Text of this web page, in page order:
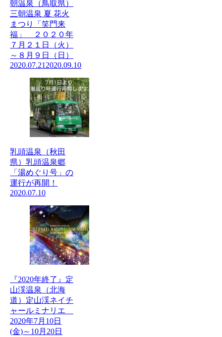
朝温泉（鳥取県）
三朝温泉 夏 花火
まつり「笑門来
福」 ２０２０年
７月２１日（火）
～８月９日（日）
2020.07.21 2020.09.10
乳頭温泉（秋田
県）乳頭温泉郷
「湯めぐり号」の
運行が再開！
2020.07.10
『2020年終了』定
山渓温泉（北海
道）定山渓ネイチ
ャールミナリエ
2020年7月10日
(金)～10月20日